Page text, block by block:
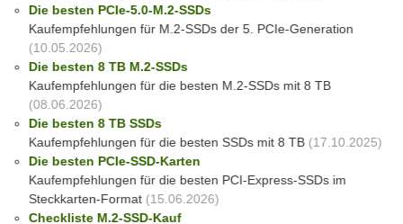
Die besten PCIe-5.0-M.2-SSDs
Kaufempfehlungen für M.2-SSDs der 5. PCIe-Generation
(10.05.2026)
Die besten 8 TB M.2-SSDs
Kaufempfehlungen für die besten M.2-SSDs mit 8 TB
(08.06.2026)
Die besten 8 TB SSDs
Kaufempfehlungen für die besten SSDs mit 8 TB(17.10.2025)
Die besten PCIe-SSD-Karten
Kaufempfehlungen für die besten PCI-Express-SSDs im
Steckkarten-Format(15.06.2026)
Checkliste M.2-SSD-Kauf